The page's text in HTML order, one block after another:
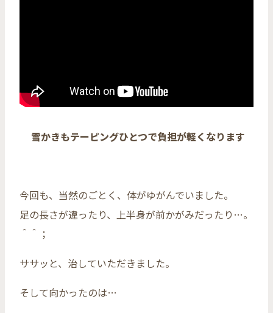
雪かきもテーピングひとつで負担が軽くなります
今回も、当然のごとく、体がゆがんでいました。
足の長さが違ったり、上半身が前かがみだったり…。
＾＾；
ササッと、治していただきました。
そして向かったのは…